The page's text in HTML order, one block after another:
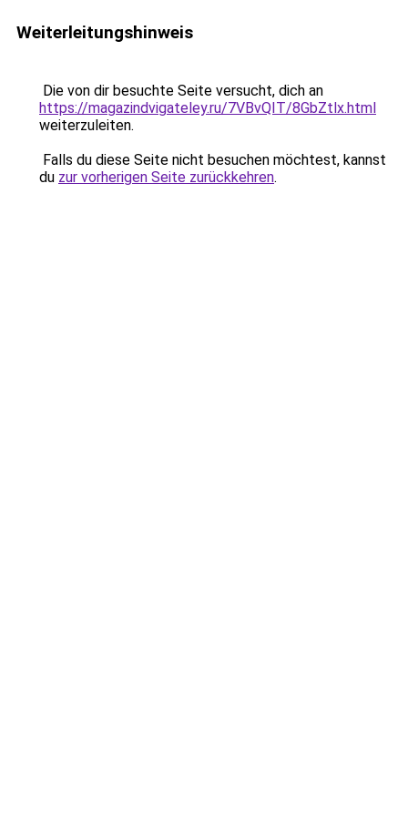
Weiterleitungshinweis
Die von dir besuchte Seite versucht, dich an
https://magazindvigateley.ru/7VBvQIT/8GbZtlx.html
weiterzuleiten.
Falls du diese Seite nicht besuchen möchtest, kannst
du zur vorherigen Seite zurückkehren.